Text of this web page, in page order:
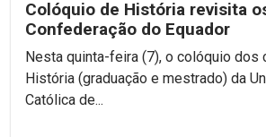
Colóquio de História revisita
Confederação do Equador
Nesta quinta-feira (7), o colóquio dos
História (graduação e mestrado) da
Católica de...